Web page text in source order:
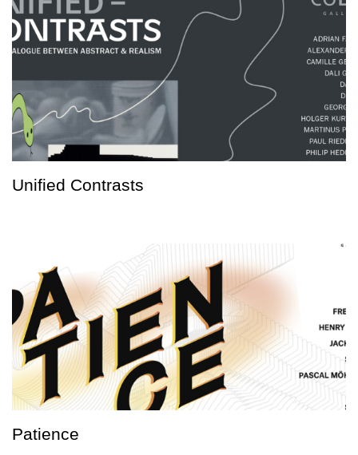
Unified Contrasts
Patience